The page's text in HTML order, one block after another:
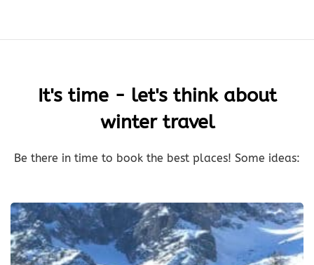
It's time - let's think about
winter travel
Be there in time to book the best places! Some ideas: